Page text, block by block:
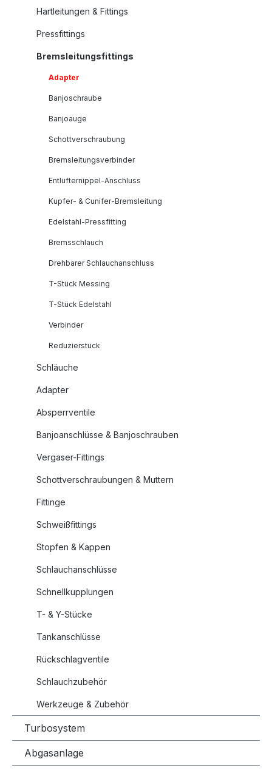
Hartleitungen & Fittings
Pressfittings
Bremsleitungsfittings
Adapter
Banjoschraube
Banjoauge
Schottverschraubung
Bremsleitungsverbinder
Entlüfternippel-Anschluss
Kupfer- & Cunifer-Bremsleitung
Edelstahl-Pressfitting
Bremsschlauch
Drehbarer Schlauchanschluss
T-Stück Messing
T-Stück Edelstahl
Verbinder
Reduzierstück
Schläuche
Adapter
Absperrventile
Banjoanschlüsse & Banjoschrauben
Vergaser-Fittings
Schottverschraubungen & Muttern
Fittinge
Schweißfittings
Stopfen & Kappen
Schlauchanschlüsse
Schnellkupplungen
T- & Y-Stücke
Tankanschlüsse
Rückschlagventile
Schlauchzubehör
Werkzeuge & Zubehör
Turbosystem
Abgasanlage